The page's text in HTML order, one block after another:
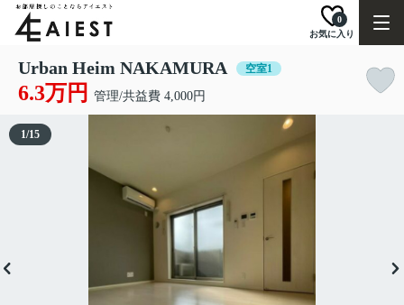
お気に入り
0
Urban Heim NAKAMURA 空室1
6.3万円 管理/共益費 4,000円
1/15